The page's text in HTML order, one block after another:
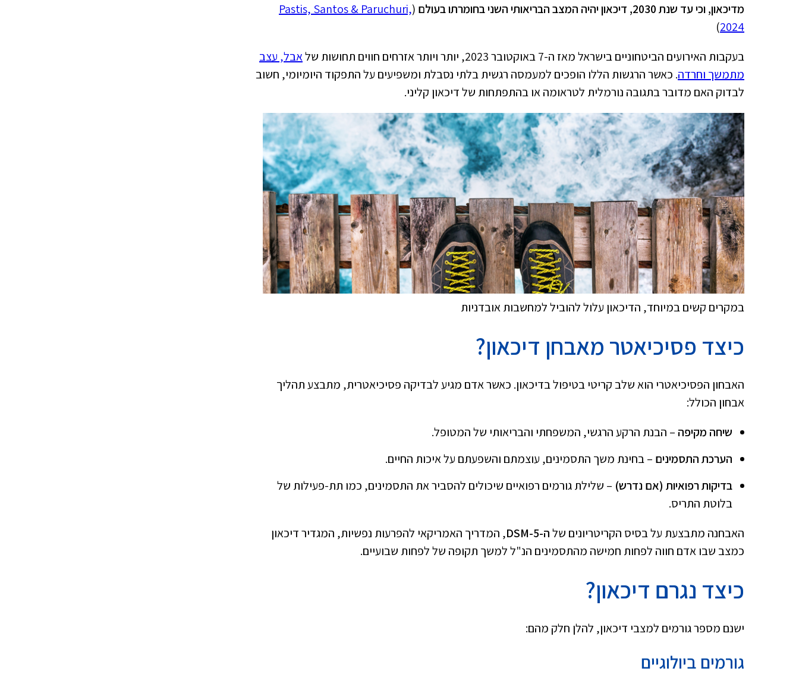
מדיכאון, וכי עד שנת 2030, דיכאון יהיה המצב הבריאותי השני בחומרתו בעולם
(
Pastis, Santos & Paruchuri,
2024
(
בעקבות האירועים הביטחוניים בישראל מאז ה-7 באוקטובר 2023, יותר ויותר אזרחים חווים תחושות של
אבל, עצב
מתמשך וחרדה. כאשר הרגשות הללו הופכים למעמסה רגשית בלתי נסבלת ומשפיעים על התפקוד היומיומי, חשוב
לבדוק האם מדובר בתגובה נורמלית לטראומה או בהתפתחות של דיכאון קליני.
במקרים קשים במיוחד, הדיכאון עלול להוביל למחשבות אובדניות
כיצד פסיכיאטר מאבחן דיכאון?
האבחון הפסיכיאטרי הוא שלב קריטי בטיפול בדיכאון. כאשר אדם מגיע לבדיקה פסיכיאטרית, מתבצע תהליך
אבחון הכולל:
שיחה מקיפה – הבנת הרקע הרגשי, המשפחתי והבריאותי של המטופל.
הערכת התסמינים – בחינת משך התסמינים, עוצמתם והשפעתם על איכות החיים.
בדיקות רפואיות (אם נדרש) – שלילת גורמים רפואיים שיכולים להסביר את התסמינים, כמו תת-פעילות של
בלוטת התריס.
האבחנה מתבצעת על בסיס הקריטריונים שלה-DSM-5
, המדריך האמריקאי להפרעות נפשיות, המגדיר דיכאון
כמצב שבו אדם חווה לפחות חמישה מהתסמינים הנ"ל למשך תקופה של לפחות שבועיים.
כיצד נגרם דיכאון?
ישנם מספר גורמים למצבי דיכאון, להלן חלק מהם:
גורמים ביולוגיים